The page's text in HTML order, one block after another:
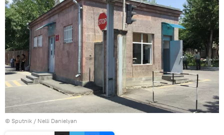
© Sputnik / Nelli Danielyan